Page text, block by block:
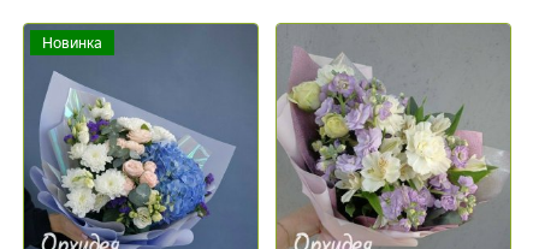
Новинка